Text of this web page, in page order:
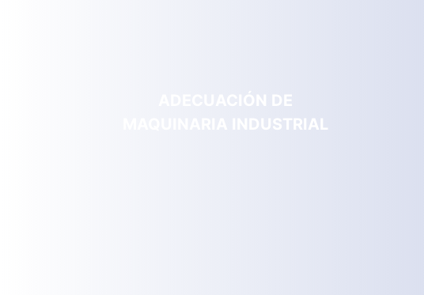
ADECUACIÓN DE
MAQUINARIA INDUSTRIAL